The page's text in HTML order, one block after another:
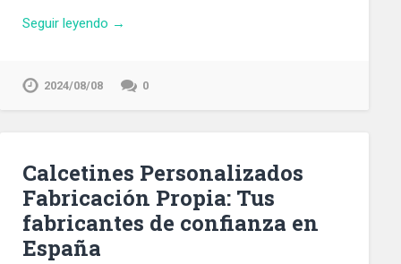
Seguir leyendo →
2024/08/08 0
Calcetines Personalizados
Fabricación Propia: Tus
fabricantes de confianza en
España